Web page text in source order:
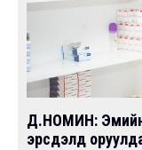
Д.НОМИН: Эмийн
эрсдэлд